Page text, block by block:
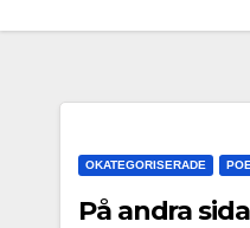
OKATEGORISERADE
På andra